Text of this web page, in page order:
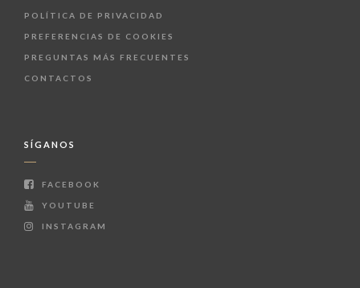
POLÍTICA DE PRIVACIDAD
PREFERENCIAS DE COOKIES
PREGUNTAS MÁS FRECUENTES
CONTACTOS
SÍGANOS
FACEBOOK
YOUTUBE
INSTAGRAM